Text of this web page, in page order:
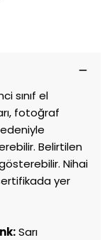
sınıf el
fotoğraf
Belirtilen
Nihai
yer
Sarı